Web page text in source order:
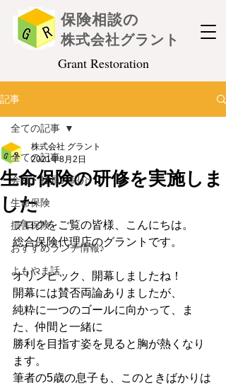
保険相談の
株式会社グラント
Grant Restoration
記事
全ての記事
会社・社員の紹介
生命保険
損害保険
おすすめランチ情報♪
よもやま話
全ての記事
生命保険の研修を実施しま
した
株式会社 グラント
2021年8月2日
ブログをご覧の皆様、こんにちは。
総合保険代理店のグラントです。
オリンピック、開幕しましたね！
開幕には賛否両論ありましたが、
純粋に一つのゴールに向かって、ま
た、仲間と一緒に
勝利を目指す姿を見ると胸が熱くなり
ます。
筆者の5歳の息子も、このときばかりは